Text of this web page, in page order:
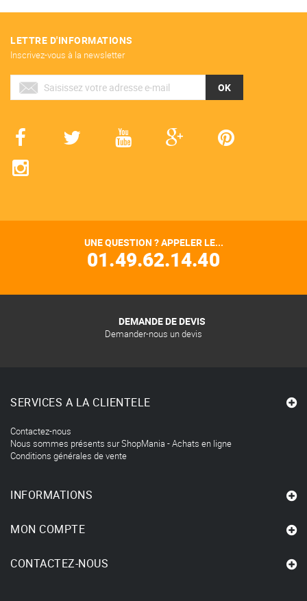
LETTRE D'INFORMATIONS
Inscrivez-vous à la newsletter
OK
UNE QUESTION ? APPELER LE...
01.49.62.14.40
DEMANDE DE DEVIS
Demander-nous un devis
SERVICES A LA CLIENTELE
Contactez-nous
Nous sommes présents sur ShopMania - Achats en ligne
Conditions générales de vente
INFORMATIONS
MON COMPTE
CONTACTEZ-NOUS